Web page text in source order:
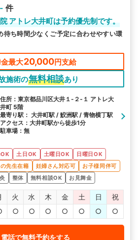
- 件
アトレ大井町は予約優先制です。
待ち時間少なくご予定に合わせやすい環
最大20,000円支給
施術の無料相談あり
住所：東京都品川区大井１-２-１ アトレ大
井町 5階
最寄り駅： 大井町駅 / 鮫洲駅 / 青物横丁駅
アクセス：大井町駅から徒歩1分
駐車場：無
土日OK 土曜日OK
日曜日OK
先生在籍 妊婦さん対応可
お子様同伴可
整体 無料相談OK お見舞金
火 水 木 金 土 日
祝
○ ○ ○ ○ ○ ○ ○
電話で無料予約をする